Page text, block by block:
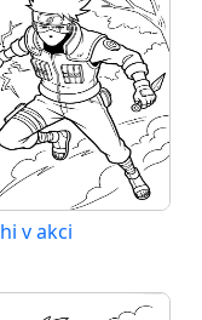
v akci